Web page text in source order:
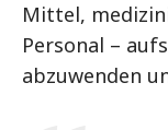
Mittel,
Personal –
abzuwenden